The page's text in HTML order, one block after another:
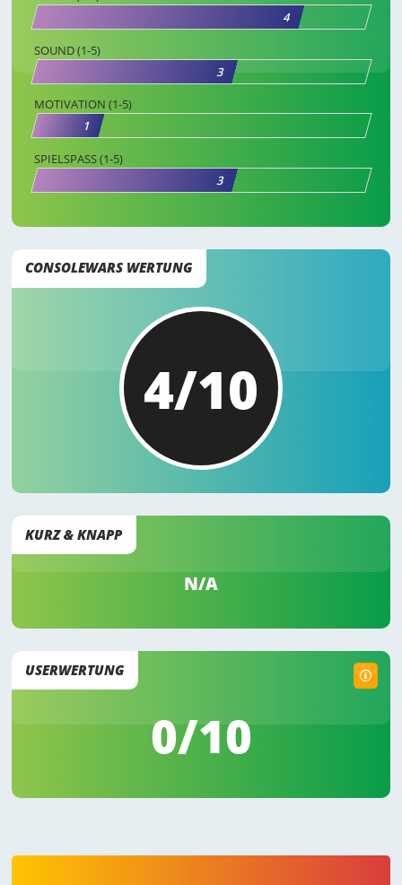
4
SOUND (1-5)
3
MOTIVATION (1-5)
1
SPIELSPASS (1-5)
3
CONSOLEWARS WERTUNG
4/10
KURZ & KNAPP
N/A
USERWERTUNG
0/10